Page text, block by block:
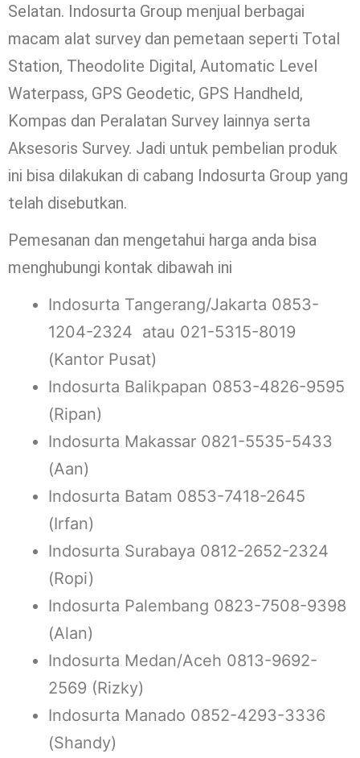
Selatan. Indosurta Group menjual berbagai
macam alat survey dan pemetaan seperti Total
Station, Theodolite Digital, Automatic Level
Waterpass, GPS Geodetic, GPS Handheld,
Kompas dan Peralatan Survey lainnya serta
Aksesoris Survey. Jadi untuk pembelian produk
ini bisa dilakukan di cabang Indosurta Group yang
telah disebutkan.
Pemesanan dan mengetahui harga anda bisa
menghubungi kontak dibawah ini
Indosurta Tangerang/Jakarta 0853-
1204-2324 atau 021-5315-8019
(Kantor Pusat)
Indosurta Balikpapan 0853-4826-9595
(Ripan)
Indosurta Makassar 0821-5535-5433
(Aan)
Indosurta Batam 0853-7418-2645
(Irfan)
Indosurta Surabaya 0812-2652-2324
(Ropi)
Indosurta Palembang 0823-7508-9398
(Alan)
Indosurta Medan/Aceh 0813-9692-
2569 (Rizky)
Indosurta Manado 0852-4293-3336
(Shandy)